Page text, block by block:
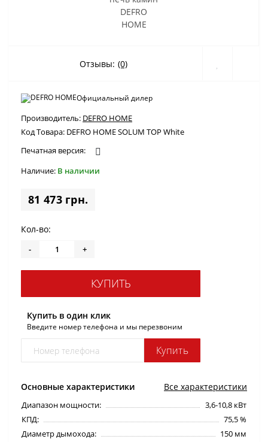
Отзывы: (0)
Производитель: DEFRO HOME
Код Товара: DEFRO HOME SOLUM TOP White
Печатная версия:
Наличие: В наличии
81 473 грн.
Официальный дилер
Основные характеристики Все характеристики
Диапазон мощности:
3,6-10,8 кВт
КПД:
75,5 %
Диаметр дымохода:
150 мм
Кол-во:
- +
КУПИТЬ
Купить в один клик
Введите номер телефона и мы перезвоним
Купить